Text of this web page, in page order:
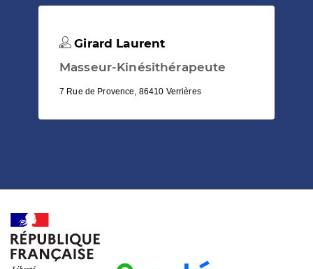
Girard Laurent
Masseur-Kinésithérapeute
7 Rue de Provence, 86410 Verrières